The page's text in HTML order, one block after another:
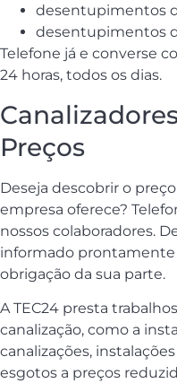
desentupimentos
desentupimentos
Telefone já e converse
24 horas, todos os dias.
Preços
Deseja descobrir o
empresa oferece?
nossos colaboradores.
informado
obrigação da sua parte.
A TEC24 presta
canalização, como a
canalizações,
esgotos a preços